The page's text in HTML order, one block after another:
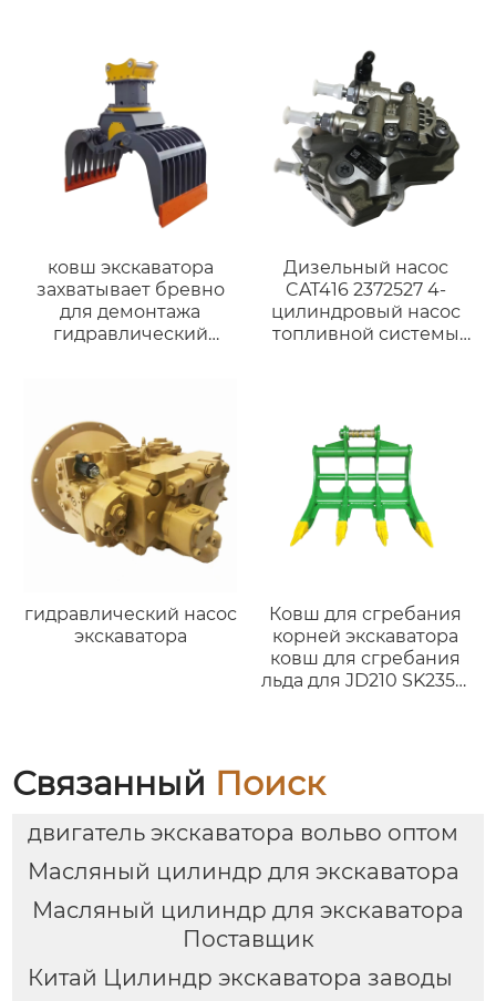
ковш экскаватора
захватывает бревно
для демонтажа
гидравлический
Дизельный насос
CAT416 2372527 4-
цилиндровый насос
топливной системы
дизельного двигателя
Дизельный насос
32f61-10302 насос
топливной системы
320d 320-2512 для
E312D E315D
гидравлический насос
экскаватора
Ковш для сгребания
корней экскаватора
ковш для сгребания
льда для JD210 SK235sr
Связанный Поиск
двигатель экскаватора вольво оптом
Масляный цилиндр для экскаватора
Масляный цилиндр для экскаватора
Поставщик
Китай Цилиндр экскаватора заводы